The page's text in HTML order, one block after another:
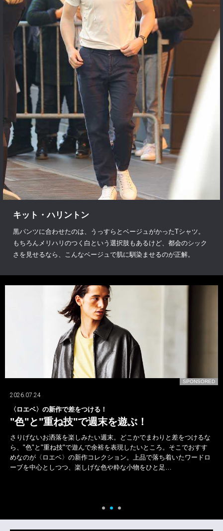
キット・ハリントン
黒パンツに合わせたのは、うっすらとベージュがかったTシャツ。
もちろんメリハリのつく白という選択肢もあるけど、都会のシック
さを見せるなら、こんなベージュで肌に馴染ませるのが正解。
SPONSORED
2026.07.24
〈ロエベ〉の新作で差をつける！
"色"と"重ね技"で週末を遊ぶ！
さりげないお洒落を楽しみたい週末。どこかでまわりと差をつけるな
ら、"色"と"重ね技"で遊んで余裕を表現したいところ。そこでおすす
めなのが〈ロエベ〉の新作コレクション。上品で落ち着いたワードロ
ーブを中心としつつ、楽しげな色や粋な小物をひと足…